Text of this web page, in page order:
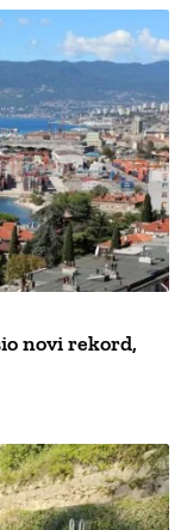
novi rekord,